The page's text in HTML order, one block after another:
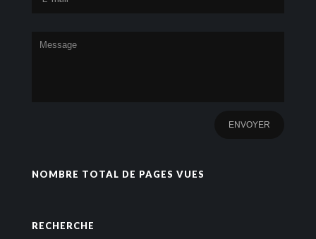
NOMBRE TOTAL DE PAGES VUES
RECHERCHE